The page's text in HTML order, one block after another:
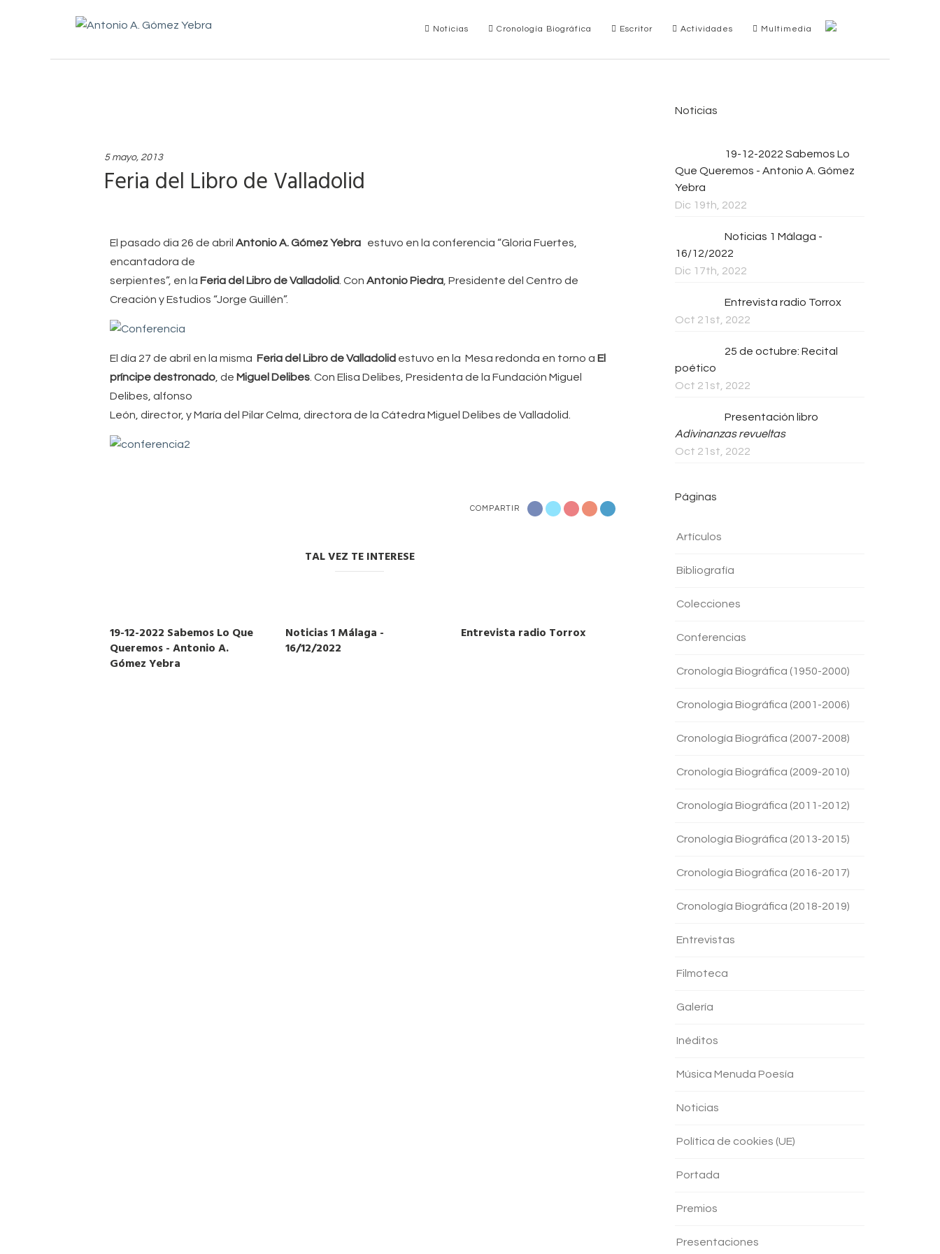
Noticias Cronología Biográfica Escritor Actividades Multimedia
5 mayo, 2013
Feria del Libro de Valladolid
El pasado dia 26 de abril Antonio A. Gómez Yebraestuvo en la conferencia “Gloria Fuertes,
encantadora de
serpientes”, en la Feria del Libro de Valladolid. Con Antonio Piedra, Presidente del Centro de
Creación y Estudios “Jorge Guillén”.
El día 27 de abril en la misma Feria del Libro de Valladolid estuvo en la Mesa redonda en torno a El
príncipe destronado, de Miguel Delibes. Con Elisa Delibes, Presidenta de la Fundación Miguel
Delibes, alfonso
León, director, y María del Pilar Celma, directora de la Cátedra Miguel Delibes de Valladolid.
COMPARTIR
TAL VEZ TE INTERESE
19-12-2022 Sabemos Lo Que
Queremos - Antonio A.
Gómez Yebra
Noticias 1 Málaga -
16/12/2022
Entrevista radio Torrox
Noticias
19-12-2022 Sabemos Lo
Que Queremos - Antonio A. Gómez
Yebra
Dic 19th, 2022
Noticias 1 Málaga -
16/12/2022
Dic 17th, 2022
Entrevista radio Torrox
Oct 21st, 2022
25 de octubre: Recital
poético
Oct 21st, 2022
Presentación libro
Adivinanzas revueltas
Oct 21st, 2022
Páginas
Artículos
Bibliografía
Colecciones
Conferencias
Cronología Biográfica (1950-2000)
Cronologia Biográfica (2001-2006)
Cronología Biográfica (2007-2008)
Cronología Biográfica (2009-2010)
Cronología Biográfica (2011-2012)
Cronología Biográfica (2013-2015)
Cronología Biográfica (2016-2017)
Cronología Biográfica (2018-2019)
Entrevistas
Filmoteca
Galería
Inéditos
Música Menuda Poesía
Noticias
Política de cookies (UE)
Portada
Premios
Presentaciones